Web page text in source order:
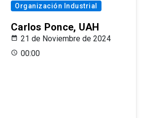
Organización Industrial
Carlos Ponce, UAH
21 de Noviembre de 2024
00:00